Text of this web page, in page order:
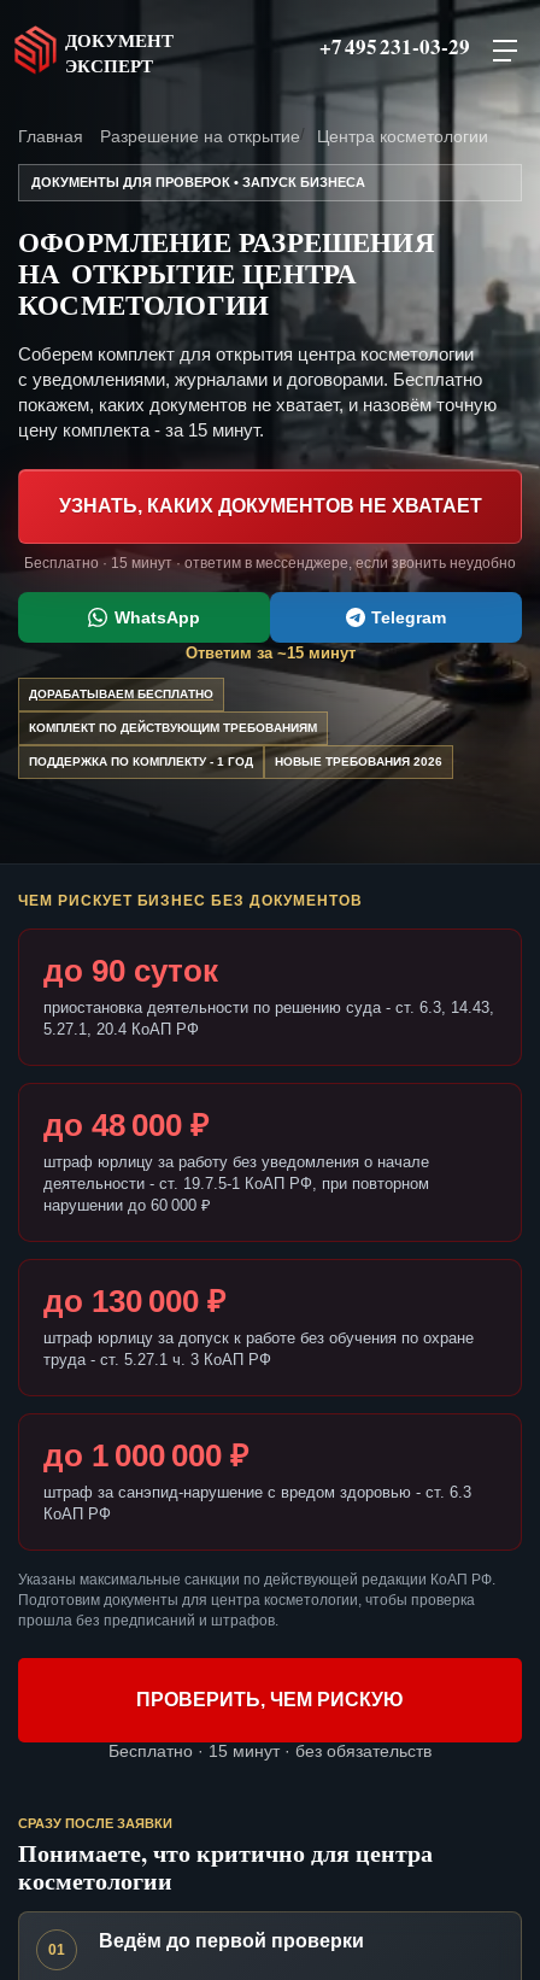
ДОКУМЕНТ
ЭКСПЕРТ
+7 495 231-03-29
Главная Разрешение на открытие Центра косметологии
ДОКУМЕНТЫ ДЛЯ ПРОВЕРОК • ЗАПУСК БИЗНЕСА
ОФОРМЛЕНИЕ РАЗРЕШЕНИЯ
НА ОТКРЫТИЕ ЦЕНТРА
КОСМЕТОЛОГИИ
Соберем комплект для открытия центра косметологии
с уведомлениями, журналами и договорами. Бесплатно
покажем, каких документов не хватает, и назовём точную
цену комплекта - за 15 минут.
УЗНАТЬ, КАКИХ ДОКУМЕНТОВ НЕ ХВАТАЕТ
Бесплатно · 15 минут · ответим в мессенджере, если звонить неудобно
WhatsApp Telegram
Ответим за ~15 минут
ДОРАБАТЫВАЕМ БЕСПЛАТНО
КОМПЛЕКТ ПО ДЕЙСТВУЮЩИМ ТРЕБОВАНИЯМ
ПОДДЕРЖКА ПО КОМПЛЕКТУ - 1 ГОД НОВЫЕ ТРЕБОВАНИЯ 2026
ЧЕМ РИСКУЕТ БИЗНЕС БЕЗ ДОКУМЕНТОВ
до 90 суток
приостановка деятельности по решению суда - ст. 6.3, 14.43,
5.27.1, 20.4 КоАП РФ
до 48 000 ₽
штраф юрлицу за работу без уведомления о начале
деятельности - ст. 19.7.5-1 КоАП РФ, при повторном
нарушении до 60 000 ₽
до 130 000 ₽
штраф юрлицу за допуск к работе без обучения по охране
труда - ст. 5.27.1 ч. 3 КоАП РФ
до 1 000 000 ₽
штраф за санэпид-нарушение с вредом здоровью - ст. 6.3
КоАП РФ
Указаны максимальные санкции по действующей редакции КоАП РФ.
Подготовим документы для центра косметологии, чтобы проверка
прошла без предписаний и штрафов.
ПРОВЕРИТЬ, ЧЕМ РИСКУЮ
Бесплатно · 15 минут · без обязательств
СРАЗУ ПОСЛЕ ЗАЯВКИ
Понимаете, что критично для центра
косметологии
01 Ведём до первой проверки